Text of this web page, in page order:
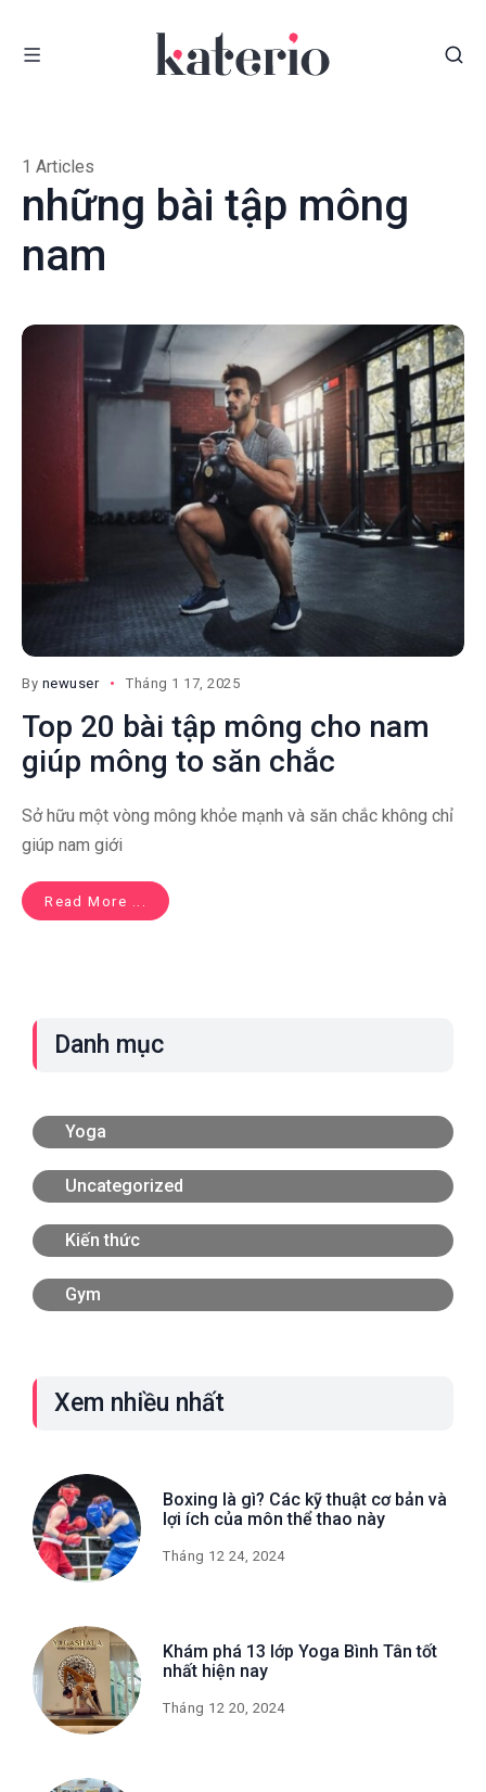
những bài tập mông
nam
1 Articles
By newuser Tháng 1 17, 2025
Top 20 bài tập mông cho nam
giúp mông to săn chắc
Sở hữu một vòng mông khỏe mạnh và săn chắc không chỉ
giúp nam giới
Read More ...
Danh mục
Yoga
Uncategorized
Kiến thức
Gym
Xem nhiều nhất
Boxing là gì? Các kỹ thuật cơ bản và
lợi ích của môn thể thao này
Tháng 12 24, 2024
Khám phá 13 lớp Yoga Bình Tân tốt
nhất hiện nay
Tháng 12 20, 2024